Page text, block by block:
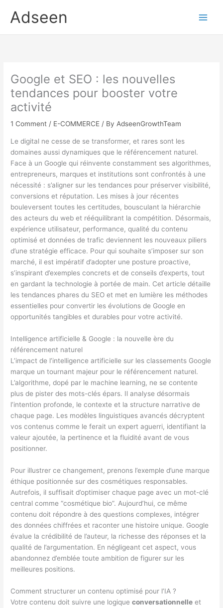
Adseen
Google et SEO : les nouvelles
tendances pour booster votre
activité
1 Comment / E-COMMERCE / ByAdseenGrowthTeam
Le digital ne cesse de se transformer, et rares sont les
domaines aussi dynamiques que le référencement naturel.
Face à un Google qui réinvente constamment ses algorithmes,
entrepreneurs, marques et institutions sont confrontés à une
nécessité : s’aligner sur les tendances pour préserver visibilité,
conversions et réputation. Les mises à jour récentes
bouleversent toutes les certitudes, bousculant la hiérarchie
des acteurs du web et rééquilibrant la compétition. Désormais,
expérience utilisateur, performance, qualité du contenu
optimisé et données de trafic deviennent les nouveaux piliers
d’une stratégie efficace. Pour qui souhaite s’imposer sur son
marché, il est impératif d’adopter une posture proactive,
s’inspirant d’exemples concrets et de conseils d’experts, tout
en gardant la technologie à portée de main. Cet article détaille
les tendances phares du SEO et met en lumière les méthodes
essentielles pour convertir les évolutions de Google en
opportunités tangibles et durables pour votre activité.
Intelligence artificielle & Google : la nouvelle ère du
référencement naturel
L’impact de l’intelligence artificielle sur les classements Google
marque un tournant majeur pour le référencement naturel.
L’algorithme, dopé par le machine learning, ne se contente
plus de pister des mots-clés épars. Il analyse désormais
l’intention profonde, le contexte et la structure narrative de
chaque page. Les modèles linguistiques avancés décryptent
vos contenus comme le ferait un expert aguerri, identifiant la
valeur ajoutée, la pertinence et la fluidité avant de vous
positionner.
Pour illustrer ce changement, prenons l’exemple d’une marque
éthique positionnée sur des cosmétiques responsables.
Autrefois, il suffisait d’optimiser chaque page avec un mot-clé
central comme “cosmétique bio”. Aujourd’hui, ce même
contenu doit répondre à des questions complexes, intégrer
des données chiffrées et raconter une histoire unique. Google
évalue la crédibilité de l’auteur, la richesse des réponses et la
qualité de l’argumentation. En négligeant cet aspect, vous
abandonnez d’emblée toute ambition de figurer sur les
meilleures positions.
Comment structurer un contenu optimisé pour l’IA ?
Votre contenu doit suivre une logiqueconversationnelle et